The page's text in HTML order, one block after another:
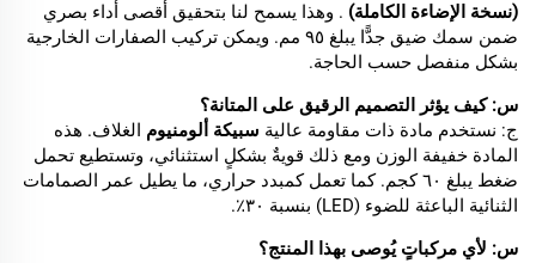
(نسخة الإضاءة الكاملة) . وهذا يسمح لنا بتحقيق أقصى أداء بصري
ضمن سمك ضيق جدًّا يبلغ ٩٥ مم. ويمكن تركيب الصفارات الخارجية
بشكل منفصل حسب الحاجة.
س: كيف يؤثر التصميم الرقيق على المتانة؟
ج: نستخدم مادة ذات مقاومة عالية سبيكة ألومنيوم الغلاف. هذه
المادة خفيفة الوزن ومع ذلك قويةٌ بشكلٍ استثنائي، وتستطيع تحمل
ضغط يبلغ ٦٠ كجم. كما تعمل كمبدد حراري، ما يطيل عمر الصمامات
الثنائية الباعثة للضوء (LED) بنسبة ٣٠٪.
س: لأي مركباتٍ يُوصى بهذا المنتج؟